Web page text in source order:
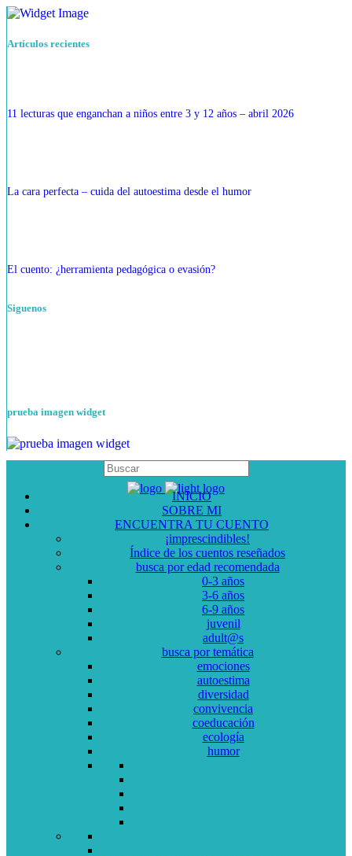
Artículos recientes
11 lecturas que enganchan a niños entre 3 y 12 años – abril 2026
La cara perfecta – cuida del autoestima desde el humor
El cuento: ¿herramienta pedagógica o evasión?
Siguenos
prueba imagen widget
INICIO
SOBRE MI
ENCUENTRA TU CUENTO
¡imprescindibles!
Índice de los cuentos reseñados
busca por edad recomendada
0-3 años
3-6 años
6-9 años
juvenil
adult@s
busca por temática
emociones
autoestima
diversidad
convivencia
coeducación
ecología
humor